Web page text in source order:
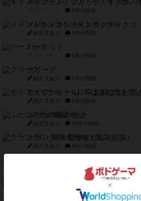
キャプテン・フリップ：イスラ・
2件の投稿
メメントオンラインタクティクス
紹介文あり 4件の投稿
パーミッド
1件の投稿
クリーグ
紹介文あり 1件の投稿
セミファイナル ～お前はまだ生
紹介文あり 1件の投稿
ふたつの街の物語
紹介文あり 18件の投稿
クランク! ：冒険者たち（拡張）
紹介文あり 4件の投稿
1件の投稿
スターマイン・ラミー ポケット
2件の投稿